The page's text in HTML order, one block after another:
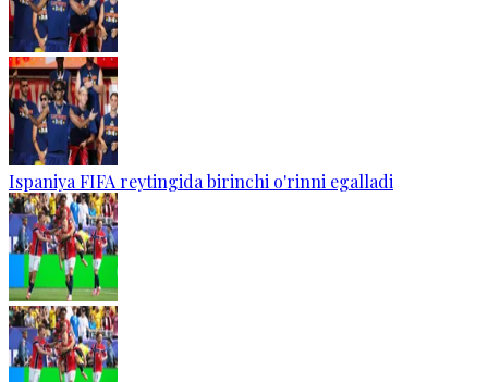
Ispaniya FIFA reytingida birinchi o'rinni egalladi